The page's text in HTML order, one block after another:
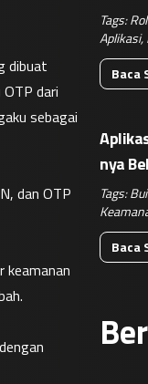
dibuat
dari
sebagai
dan OTP
keamanan
Nyata
Tags:
Aplikasi,
Baca
nya
Tags:
Baca